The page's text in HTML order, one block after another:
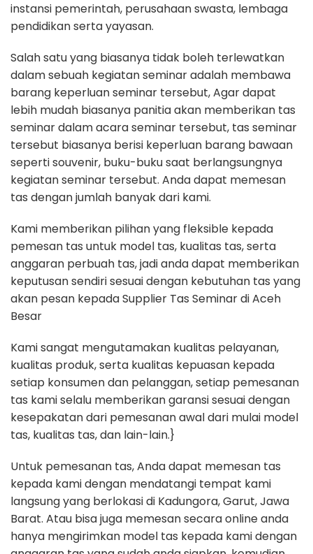
instansi pemerintah, perusahaan swasta, lembaga
pendidikan serta yayasan.
Salah satu yang biasanya tidak boleh terlewatkan
dalam sebuah kegiatan seminar adalah membawa
barang keperluan seminar tersebut, Agar dapat
lebih mudah biasanya panitia akan memberikan tas
seminar dalam acara seminar tersebut, tas seminar
tersebut biasanya berisi keperluan barang bawaan
seperti souvenir, buku-buku saat berlangsungnya
kegiatan seminar tersebut. Anda dapat memesan
tas dengan jumlah banyak dari kami.
Kami memberikan pilihan yang fleksible kepada
pemesan tas untuk model tas, kualitas tas, serta
anggaran perbuah tas, jadi anda dapat memberikan
keputusan sendiri sesuai dengan kebutuhan tas yang
akan pesan kepada Supplier Tas Seminar di Aceh
Besar
Kami sangat mengutamakan kualitas pelayanan,
kualitas produk, serta kualitas kepuasan kepada
setiap konsumen dan pelanggan, setiap pemesanan
tas kami selalu memberikan garansi sesuai dengan
kesepakatan dari pemesanan awal dari mulai model
tas, kualitas tas, dan lain-lain.}
Untuk pemesanan tas, Anda dapat memesan tas
kepada kami dengan mendatangi tempat kami
langsung yang berlokasi di Kadungora, Garut, Jawa
Barat. Atau bisa juga memesan secara online anda
hanya mengirimkan model tas kepada kami dengan